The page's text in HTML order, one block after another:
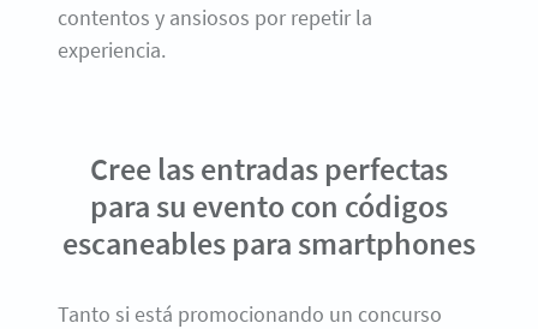
contentos y ansiosos por repetir la
experiencia.
Cree las entradas perfectas
para su evento con códigos
escaneables para smartphones
Tanto si está promocionando un concurso